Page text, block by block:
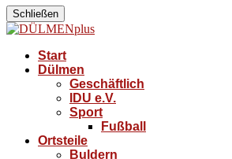
Schließen
Start
Dülmen
Geschäftlich
IDU e.V.
Sport
Fußball
Ortsteile
Buldern